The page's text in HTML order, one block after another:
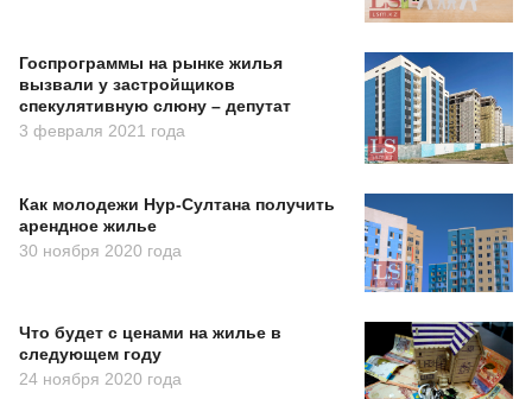
Госпрограммы на рынке жилья
вызвали у застройщиков
спекулятивную слюну – депутат
3 февраля 2021 года
Как молодежи Нур-Султана получить
арендное жилье
30 ноября 2020 года
Что будет с ценами на жилье в
следующем году
24 ноября 2020 года